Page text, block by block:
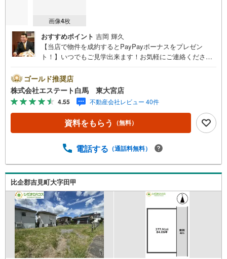
画像4枚
おすすめポイント 吉岡 輝久
【当店で物件を成約するとPayPayボーナスをプレゼン
ト！】いつでもご見学出来ます！お気軽にご連絡くださ
来店しやすい店舗です。お気軽にお立ち寄り下さい。～人
気のリモート見学・リモート相談サービス～・小さいお子
様や家事で外出できない、天気が悪く外出したくない時・L
INEやZOOMなど無料のアプリですぐにご利用いただけま
す・リモート見学はスタッフがご興味ある物件の現地から
映像をお届けします・写真では伝わりにくい「空気感」や
しっかり確認できます・リモート相談は第三者による住宅
対1で・バーチャル背景でプライバシーも安心・忙しいパー
トナーに変わって予め確認も・別々の場所から家族みんな
で参加もできます・お気軽にご相談下さい～営業時間～9:3
0～18:30こちらのお時間でしたらお電話でのお問合せがス
ムーズですお気軽にお問合せください
ゴールド推奨店
株式会社エステート白馬 東大宮店
4.55 不動産会社レビュー 40件
資料をもらう （無料）
電話する （通話料無料）
比企郡吉見町大字田甲